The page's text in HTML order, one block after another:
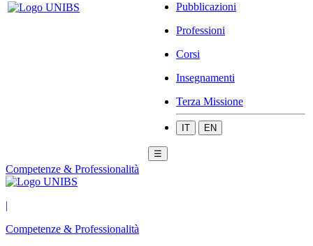
Pubblicazioni
Professioni
Corsi
Insegnamenti
Terza Missione
IT EN
☰
Competenze & Professionalità
|
Competenze & Professionalità